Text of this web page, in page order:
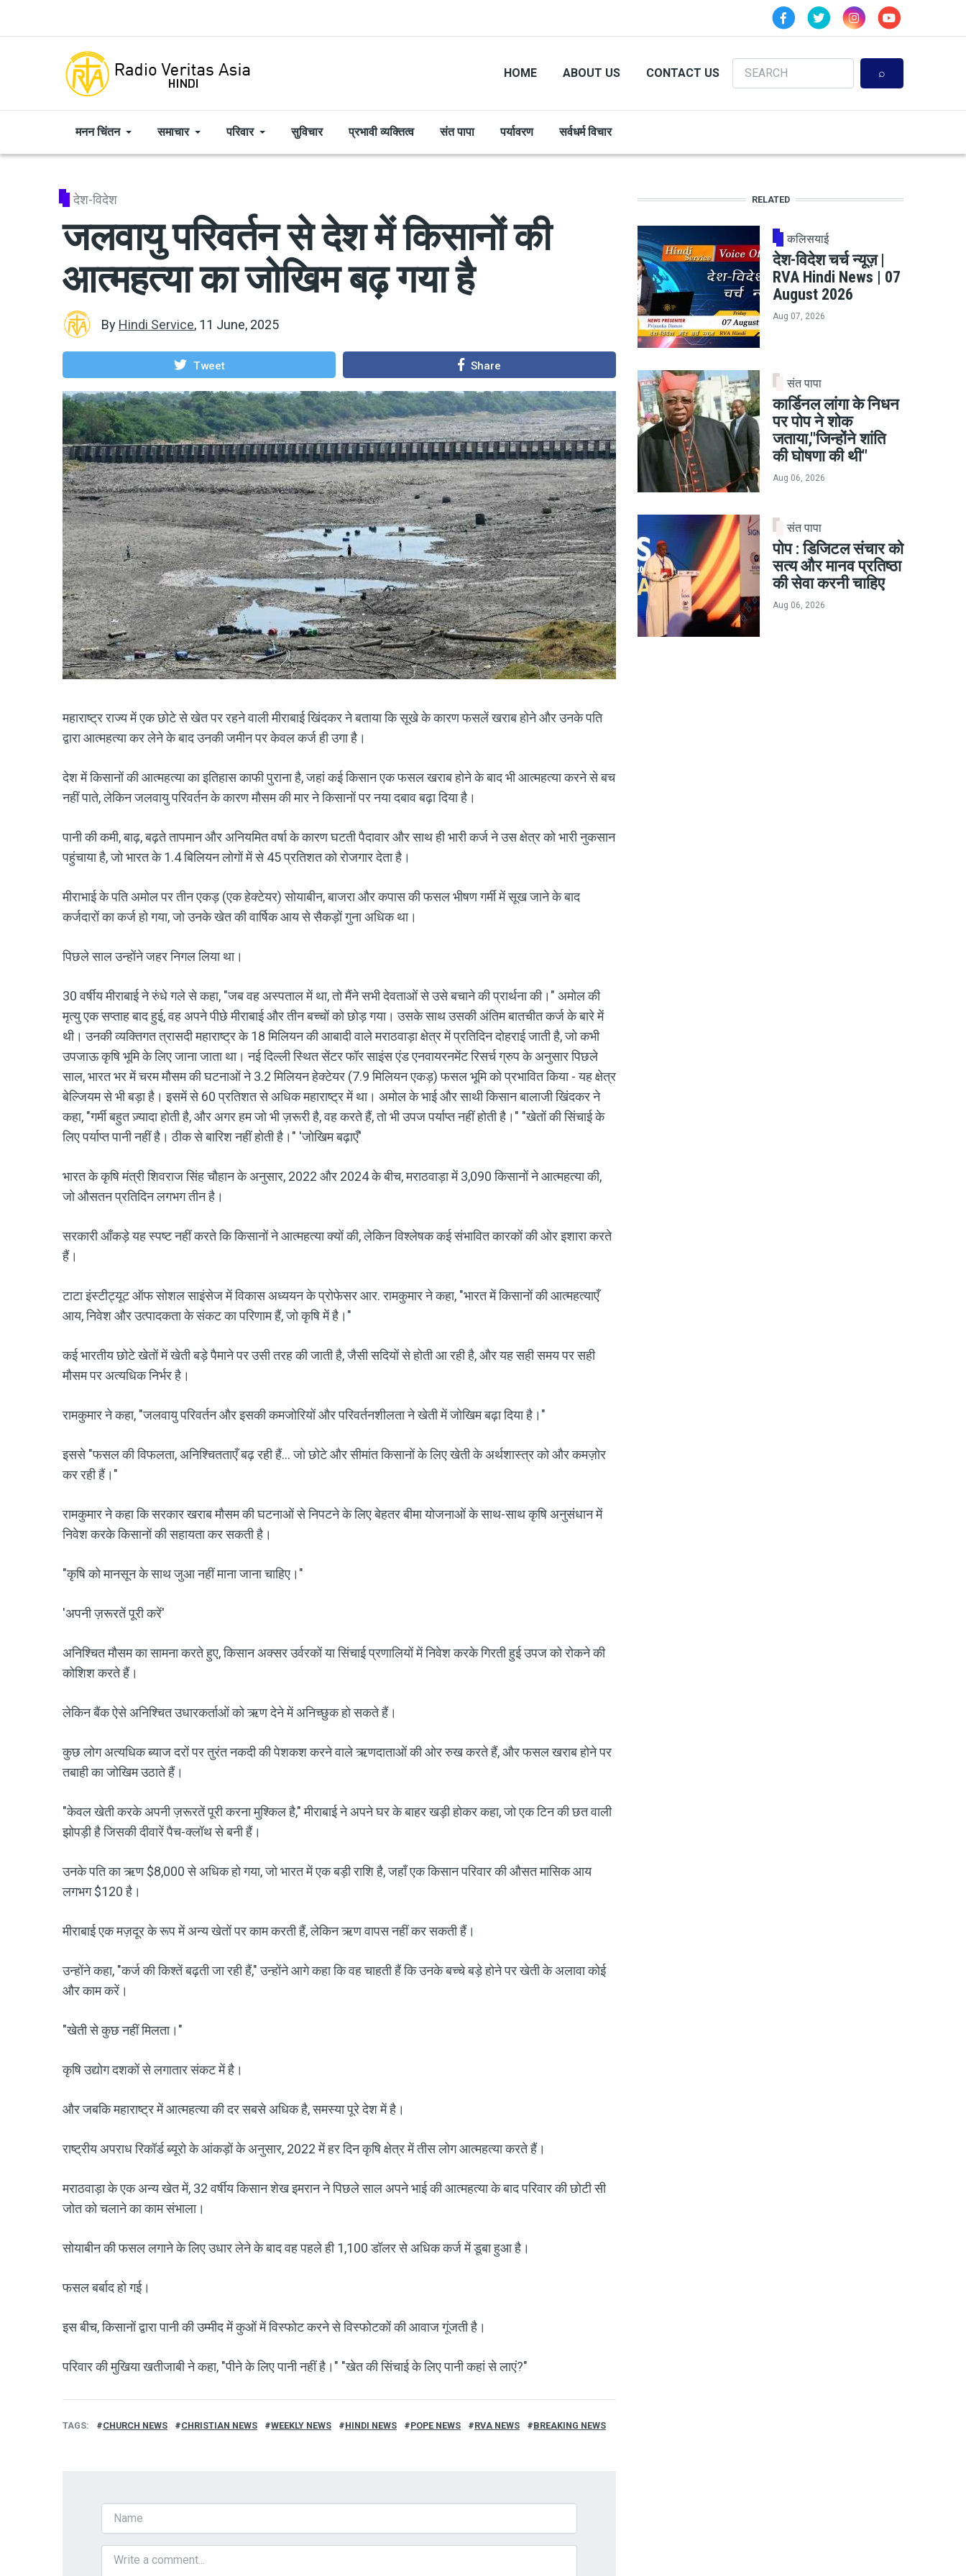
HOME ABOUT US CONTACT US
Search
मनन चिंतन समाचार परिवार सुविचार प्रभावी व्यक्तित्व संत पापा पर्यावरण सर्वधर्म विचार
देश-विदेश
जलवायु परिवर्तन से देश में किसानों की
आत्महत्या का जोखिम बढ़ गया है
By Hindi Service, 11 June, 2025
Tweet Share
महाराष्ट्र राज्य में एक छोटे से खेत पर रहने वाली मीराबाई खिंदकर ने बताया कि सूखे के कारण फसलें खराब होने और उनके पति
द्वारा आत्महत्या कर लेने के बाद उनकी जमीन पर केवल कर्ज ही उगा है।
देश में किसानों की आत्महत्या का इतिहास काफी पुराना है, जहां कई किसान एक फसल खराब होने के बाद भी आत्महत्या करने से बच
नहीं पाते, लेकिन जलवायु परिवर्तन के कारण मौसम की मार ने किसानों पर नया दबाव बढ़ा दिया है।
पानी की कमी, बाढ़, बढ़ते तापमान और अनियमित वर्षा के कारण घटती पैदावार और साथ ही भारी कर्ज ने उस क्षेत्र को भारी नुकसान
पहुंचाया है, जो भारत के 1.4 बिलियन लोगों में से 45 प्रतिशत को रोजगार देता है।
मीराभाई के पति अमोल पर तीन एकड़ (एक हेक्टेयर) सोयाबीन, बाजरा और कपास की फसल भीषण गर्मी में सूख जाने के बाद
कर्जदारों का कर्ज हो गया, जो उनके खेत की वार्षिक आय से सैकड़ों गुना अधिक था।
पिछले साल उन्होंने जहर निगल लिया था।
30 वर्षीय मीराबाई ने रुंधे गले से कहा, "जब वह अस्पताल में था, तो मैंने सभी देवताओं से उसे बचाने की प्रार्थना की।" अमोल की
मृत्यु एक सप्ताह बाद हुई, वह अपने पीछे मीराबाई और तीन बच्चों को छोड़ गया। उसके साथ उसकी अंतिम बातचीत कर्ज के बारे में
थी। उनकी व्यक्तिगत त्रासदी महाराष्ट्र के 18 मिलियन की आबादी वाले मराठवाड़ा क्षेत्र में प्रतिदिन दोहराई जाती है, जो कभी
उपजाऊ कृषि भूमि के लिए जाना जाता था। नई दिल्ली स्थित सेंटर फॉर साइंस एंड एनवायरनमेंट रिसर्च ग्रुप के अनुसार पिछले
साल, भारत भर में चरम मौसम की घटनाओं ने 3.2 मिलियन हेक्टेयर (7.9 मिलियन एकड़) फसल भूमि को प्रभावित किया - यह क्षेत्र
बेल्जियम से भी बड़ा है। इसमें से 60 प्रतिशत से अधिक महाराष्ट्र में था। अमोल के भाई और साथी किसान बालाजी खिंदकर ने
कहा, "गर्मी बहुत ज़्यादा होती है, और अगर हम जो भी ज़रूरी है, वह करते हैं, तो भी उपज पर्याप्त नहीं होती है।" "खेतों की सिंचाई के
लिए पर्याप्त पानी नहीं है। ठीक से बारिश नहीं होती है।" 'जोखिम बढ़ाएँ'
भारत के कृषि मंत्री शिवराज सिंह चौहान के अनुसार, 2022 और 2024 के बीच, मराठवाड़ा में 3,090 किसानों ने आत्महत्या की,
जो औसतन प्रतिदिन लगभग तीन है।
सरकारी आँकड़े यह स्पष्ट नहीं करते कि किसानों ने आत्महत्या क्यों की, लेकिन विश्लेषक कई संभावित कारकों की ओर इशारा करते
हैं।
टाटा इंस्टीट्यूट ऑफ सोशल साइंसेज में विकास अध्ययन के प्रोफेसर आर. रामकुमार ने कहा, "भारत में किसानों की आत्महत्याएँ
आय, निवेश और उत्पादकता के संकट का परिणाम हैं, जो कृषि में है।"
कई भारतीय छोटे खेतों में खेती बड़े पैमाने पर उसी तरह की जाती है, जैसी सदियों से होती आ रही है, और यह सही समय पर सही
मौसम पर अत्यधिक निर्भर है।
रामकुमार ने कहा, "जलवायु परिवर्तन और इसकी कमजोरियों और परिवर्तनशीलता ने खेती में जोखिम बढ़ा दिया है।"
इससे "फसल की विफलता, अनिश्चितताएँ बढ़ रही हैं... जो छोटे और सीमांत किसानों के लिए खेती के अर्थशास्त्र को और कमज़ोर
कर रही हैं।"
रामकुमार ने कहा कि सरकार खराब मौसम की घटनाओं से निपटने के लिए बेहतर बीमा योजनाओं के साथ-साथ कृषि अनुसंधान में
निवेश करके किसानों की सहायता कर सकती है।
"कृषि को मानसून के साथ जुआ नहीं माना जाना चाहिए।"
'अपनी ज़रूरतें पूरी करें'
अनिश्चित मौसम का सामना करते हुए, किसान अक्सर उर्वरकों या सिंचाई प्रणालियों में निवेश करके गिरती हुई उपज को रोकने की
कोशिश करते हैं।
लेकिन बैंक ऐसे अनिश्चित उधारकर्ताओं को ऋण देने में अनिच्छुक हो सकते हैं।
कुछ लोग अत्यधिक ब्याज दरों पर तुरंत नकदी की पेशकश करने वाले ऋणदाताओं की ओर रुख करते हैं, और फसल खराब होने पर
तबाही का जोखिम उठाते हैं।
"केवल खेती करके अपनी ज़रूरतें पूरी करना मुश्किल है," मीराबाई ने अपने घर के बाहर खड़ी होकर कहा, जो एक टिन की छत वाली
झोपड़ी है जिसकी दीवारें पैच-क्लॉथ से बनी हैं।
उनके पति का ऋण $8,000 से अधिक हो गया, जो भारत में एक बड़ी राशि है, जहाँ एक किसान परिवार की औसत मासिक आय
लगभग $120 है।
मीराबाई एक मज़दूर के रूप में अन्य खेतों पर काम करती हैं, लेकिन ऋण वापस नहीं कर सकती हैं।
उन्होंने कहा, "कर्ज की किश्तें बढ़ती जा रही हैं," उन्होंने आगे कहा कि वह चाहती हैं कि उनके बच्चे बड़े होने पर खेती के अलावा कोई
और काम करें।
"खेती से कुछ नहीं मिलता।"
कृषि उद्योग दशकों से लगातार संकट में है।
और जबकि महाराष्ट्र में आत्महत्या की दर सबसे अधिक है, समस्या पूरे देश में है।
राष्ट्रीय अपराध रिकॉर्ड ब्यूरो के आंकड़ों के अनुसार, 2022 में हर दिन कृषि क्षेत्र में तीस लोग आत्महत्या करते हैं।
मराठवाड़ा के एक अन्य खेत में, 32 वर्षीय किसान शेख इमरान ने पिछले साल अपने भाई की आत्महत्या के बाद परिवार की छोटी सी
जोत को चलाने का काम संभाला।
सोयाबीन की फसल लगाने के लिए उधार लेने के बाद वह पहले ही 1,100 डॉलर से अधिक कर्ज में डूबा हुआ है।
फसल बर्बाद हो गई।
इस बीच, किसानों द्वारा पानी की उम्मीद में कुओं में विस्फोट करने से विस्फोटकों की आवाज गूंजती है।
परिवार की मुखिया खतीजाबी ने कहा, "पीने ​​के लिए पानी नहीं है।" "खेत की सिंचाई के लिए पानी कहां से लाएं?"
TAGS CHURCH NEWS CHRISTIAN NEWS WEEKLY NEWS HINDI NEWS POPE NEWS RVA NEWS BREAKING NEWS
RELATED
कलिसयाई
देश-विदेश चर्च न्यूज़ |
RVA Hindi News | 07
August 2026
Aug 07, 2026
संत पापा
कार्डिनल लांगा के निधन
पर पोप ने शोक
जताया,"जिन्होंने शांति
की घोषणा की थी"
Aug 06, 2026
संत पापा
पोप : डिजिटल संचार को
सत्य और मानव प्रतिष्ठा
की सेवा करनी चाहिए
Aug 06, 2026